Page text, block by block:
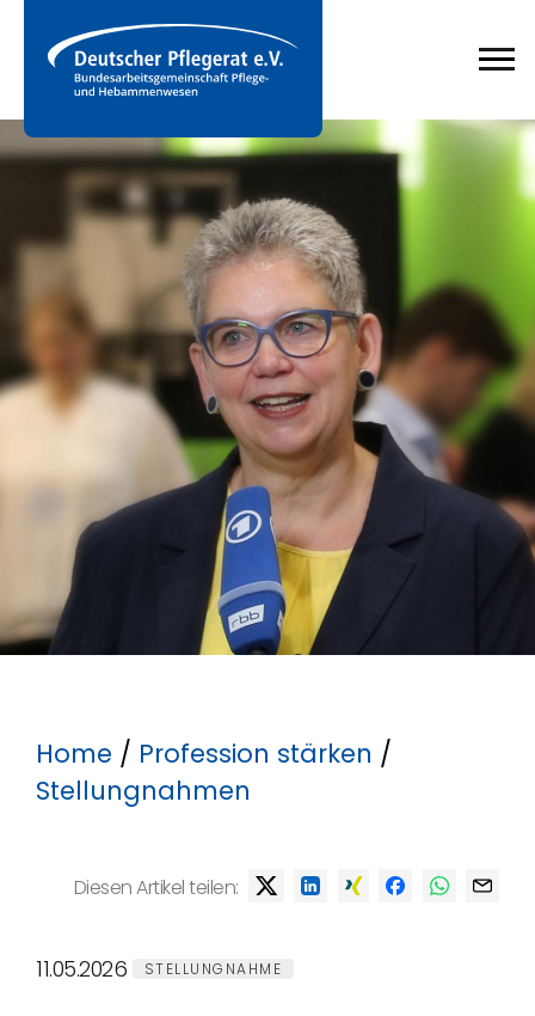
Home / Profession stärken /
Stellungnahmen
Diesen Artikel teilen:
11.05.2026 STELLUNGNAHME